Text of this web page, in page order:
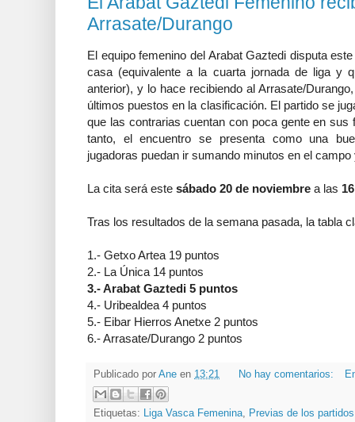
Arrasate/Durango
El equipo femenino del Arabat Gaztedi disputa
casa (equivalente a la cuarta jornada de liga y
anterior), y lo hace recibiendo al Arrasate/
últimos puestos en la clasificación. El partido se
que las contrarias cuentan con poca gente en sus
tanto, el encuentro se presenta como una
jugadoras puedan ir sumando minutos en el
La cita será este sábado 20 de noviembre a las
Tras los resultados de la semana pasada, la tabla
1.- Getxo Artea 19 puntos
2.- La Única 14 puntos
3.- Arabat Gaztedi 5 puntos
4.- Uribealdea 4 puntos
5.- Eibar Hierros Anetxe 2 puntos
6.- Arrasate/Durango 2 puntos
Publicado por Ane en 13:21 No hay comentarios:
Etiquetas: Liga Vasca Femenina Previas de los partidos